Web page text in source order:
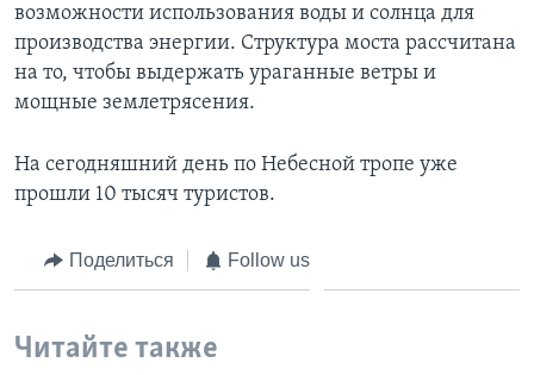
возможности использования воды и солнца для
производства энергии. Структура моста рассчитана
на то, чтобы выдержать ураганные ветры и
мощные землетрясения.
На сегодняшний день по Небесной тропе уже
прошли 10 тысяч туристов.
Поделиться Follow us
Читайте также